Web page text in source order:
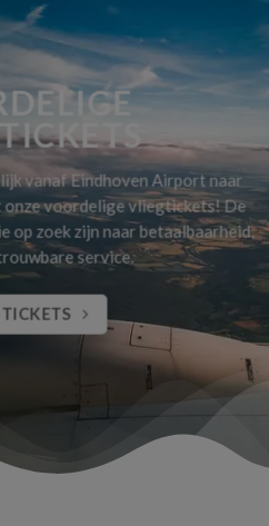
vanaf Eindhoven Airport naar
onze voordelige vliegtickets! De
op zoek zijn naar betaalbaarheid,
service.